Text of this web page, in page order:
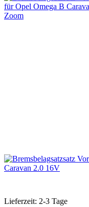
Zoom
Lieferzeit: 2-3 Tage